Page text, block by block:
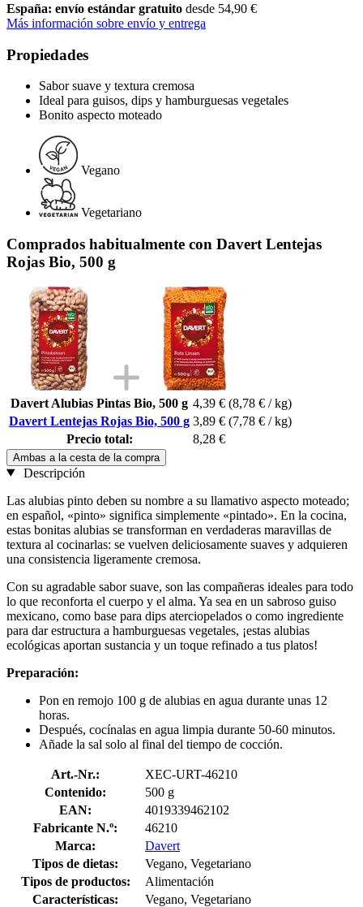
España: envío estándar gratuito desde 54,90 €
Más información sobre envío y entrega
Propiedades
Sabor suave y textura cremosa
Ideal para guisos, dips y hamburguesas vegetales
Bonito aspecto moteado
Vegano
Vegetariano
Comprados habitualmente con Davert Lentejas
Rojas Bio, 500 g
Davert Alubias Pintas Bio, 500 g 4,39 € (8,78 € / kg)
Davert Lentejas Rojas Bio, 500 g 3,89 € (7,78 € / kg)
Precio total:
8,28 €
Ambas a la cesta de la compra
Descripción
Las alubias pinto deben su nombre a su llamativo aspecto moteado;
en español, «pinto» significa simplemente «pintado». En la cocina,
estas bonitas alubias se transforman en verdaderas maravillas de
textura al cocinarlas: se vuelven deliciosamente suaves y adquieren
una consistencia ligeramente cremosa.
Con su agradable sabor suave, son las compañeras ideales para todo
lo que reconforta el cuerpo y el alma. Ya sea en un sabroso guiso
mexicano, como base para dips aterciopelados o como ingrediente
para dar estructura a hamburguesas vegetales, ¡estas alubias
ecológicas aportan sustancia y un toque refinado a tus platos!
Preparación:
Pon en remojo 100 g de alubias en agua durante unas 12
horas.
Después, cocínalas en agua limpia durante 50-60 minutos.
Añade la sal solo al final del tiempo de cocción.
Art.-Nr.:
XEC-URT-46210
Contenido:
500 g
EAN:
4019339462102
Fabricante N.º:
46210
Marca:
Davert
Tipos de dietas:
Vegano, Vegetariano
Tipos de productos:
Alimentación
Características:
Vegano, Vegetariano